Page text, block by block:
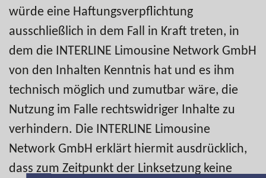
würde eine Haftungsverpflichtung
ausschließlich in dem Fall in Kraft treten, in
dem die INTERLINE Limousine Network GmbH
von den Inhalten Kenntnis hat und es ihm
technisch möglich und zumutbar wäre, die
Nutzung im Falle rechtswidriger Inhalte zu
verhindern. Die INTERLINE Limousine
Network GmbH erklärt hiermit ausdrücklich,
dass zum Zeitpunkt der Linksetzung keine